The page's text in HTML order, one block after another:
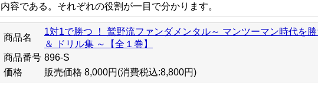
内容である。それぞれの役割が一目で分かります。
商品名
1対1で勝つ ！ 鷲野流ファンダメンタル～ マンツーマン時代を
＆ ドリル集 ～【全１巻】
商品番号 896-S
価格
販売価格 8,000円 (消費税込:8,800円)